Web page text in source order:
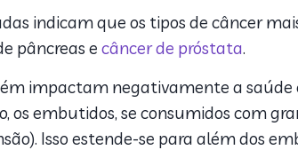
indicam que os tipos de câncer
pâncreas e câncer de próstata.
impactam negativamente a saúde
os embutidos, se consumidos com
Isso estende-se para além dos